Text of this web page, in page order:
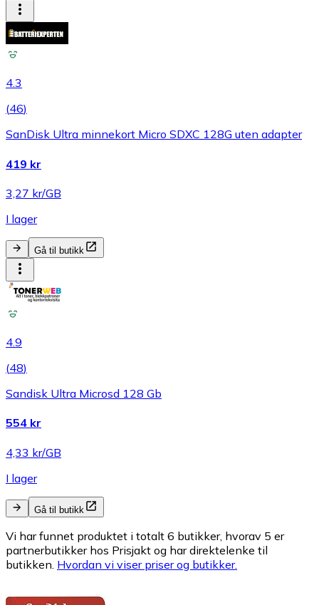
4.3
(46)
SanDisk Ultra minnekort Micro SDXC 128G uten adapter
419 kr
3,27 kr/GB
I lager
Gå til butikk
4.9
(48)
Sandisk Ultra Microsd 128 Gb
554 kr
4,33 kr/GB
I lager
Gå til butikk
Vi har funnet produktet i totalt 6 butikker, hvorav 5 er
partnerbutikker hos Prisjakt og har direktelenke til
butikken. Hvordan vi viser priser og butikker.